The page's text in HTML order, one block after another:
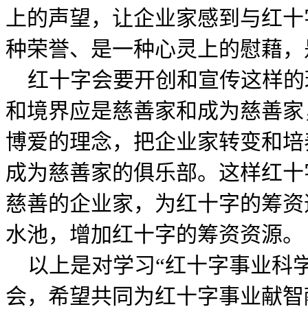
上的声望，让企业家感到与红
种荣誉、是一种心灵上的慰藉
红十字会要开创和宣传这样
和境界应是慈善家和成为慈善
博爱的理念，把企业家转变和
成为慈善家的俱乐部。这样红
慈善的企业家，为红十字的筹
水池，增加红十字的筹资资源。
以上是对学习“红十字事业科
会，希望共同为红十字事业献